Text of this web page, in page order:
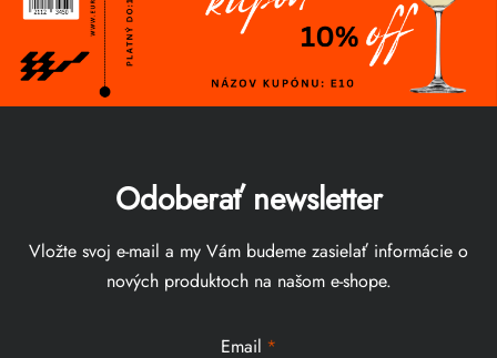
Odoberať newsletter
Vložte svoj e-mail a my Vám budeme zasielať informácie o
nových produktoch na našom e-shope.
Email